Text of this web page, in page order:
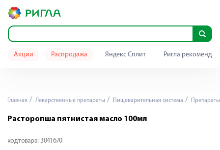
Акции Распродажа Яндекс Сплит Ригла
Главная Лекарственные препараты Пищеварительная система
Расторопша пятнистая масло 100мл
код товара: 3041670